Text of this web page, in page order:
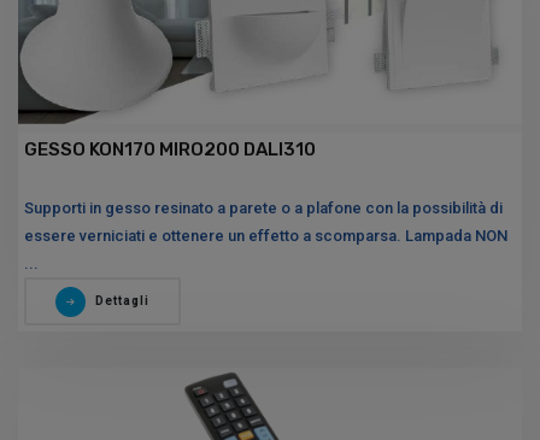
GESSO KON170 MIRO200 DALI310
Supporti in gesso resinato a parete o a plafone con la possibilità di
essere verniciati e ottenere un effetto a scomparsa. Lampada NON
...
Dettagli